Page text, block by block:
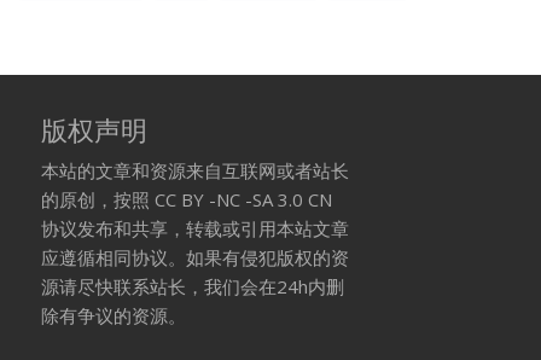
版权声明
本站的文章和资源来自互联网或者站长
的原创，按照 CC BY -NC -SA 3.0 CN
协议发布和共享，转载或引用本站文章
应遵循相同协议。如果有侵犯版权的资
源请尽快联系站长，我们会在24h内删
除有争议的资源。